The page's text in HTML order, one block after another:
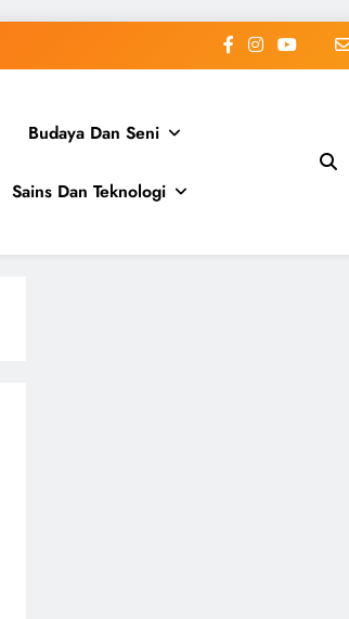
Budaya Dan Seni
Sains Dan Teknologi